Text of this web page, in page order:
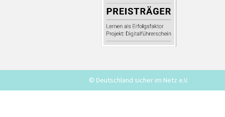
© Deutschland sicher im Netz e.V.